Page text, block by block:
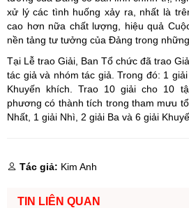
xử lý các tình huống xảy ra, nhất là
cao hơn nữa chất lượng, hiệu quả
nền tảng tư tưởng của Đảng trong những
Tại Lễ trao Giải, Ban Tổ chức đã trao
tác giả và nhóm tác giả. Trong đó: 1
Khuyến khích. Trao 10 giải cho 10
phương có thành tích trong tham mưu
Nhất, 1 giải Nhì, 2 giải Ba và 6 giải
Tác giả: Kim Anh
TIN LIÊN QUAN